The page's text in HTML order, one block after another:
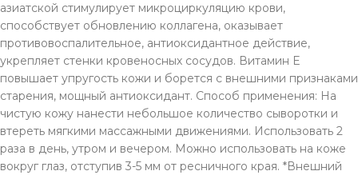
азиатской стимулирует микроциркуляцию крови,
способствует обновлению коллагена, оказывает
противовоспалительное, антиоксидантное действие,
укрепляет стенки кровеносных сосудов. Витамин Е
повышает упругость кожи и борется с внешними признаками
старения, мощный антиоксидант. Способ применения: На
чистую кожу нанести небольшое количество сыворотки и
втереть мягкими массажными движениями. Использовать 2
раза в день, утром и вечером. Можно использовать на коже
вокруг глаз, отступив 3-5 мм от ресничного края. *Внешний